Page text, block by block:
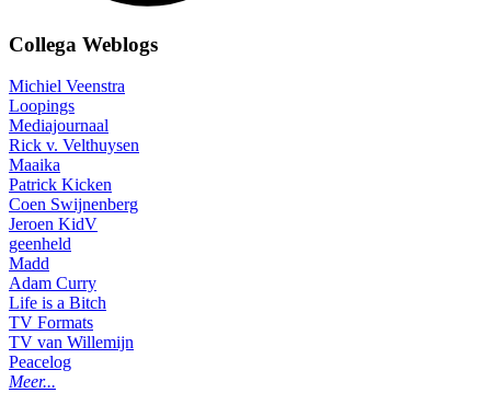
Collega Weblogs
Michiel Veenstra
Loopings
Mediajournaal
Rick v. Velthuysen
Maaika
Patrick Kicken
Coen Swijnenberg
Jeroen KidV
geenheld
Madd
Adam Curry
Life is a Bitch
TV Formats
TV van Willemijn
Peacelog
Meer...